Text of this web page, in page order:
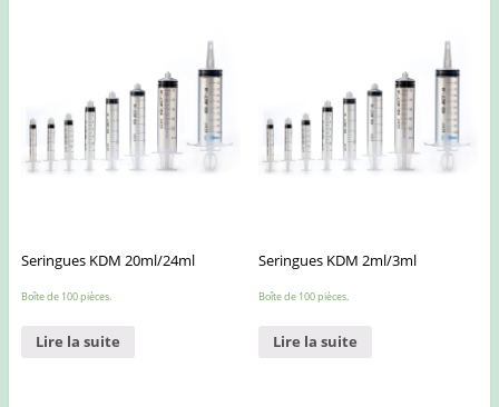
Seringues KDM 20ml/24ml
Boîte de 100 pièces.
Lire la suite
Seringues KDM 2ml/3ml
Boîte de 100 pièces.
Lire la suite